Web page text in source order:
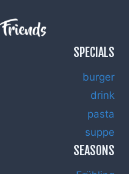
SPECIALS
burger
drink
pasta
suppe
SEASONS